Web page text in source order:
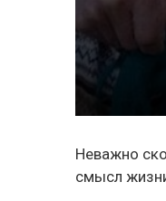
Неважно
смысл